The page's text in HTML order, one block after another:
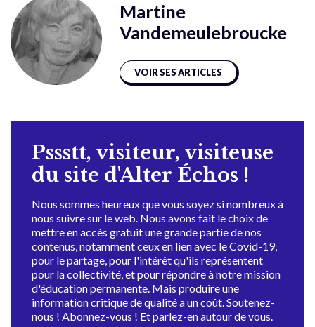
Martine
Vandemeulebroucke
VOIR SES ARTICLES
Pssstt, visiteur, visiteuse
du site d'Alter Échos !
Nous sommes heureux que vous soyez si nombreux à
nous suivre sur le web. Nous avons fait le choix de
mettre en accès gratuit une grande partie de nos
contenus, notamment ceux en lien avec le Covid-19,
pour le partage, pour l'intérêt qu'ils représentent
pour la collectivité, et pour répondre à notre mission
d'éducation permanente. Mais produire une
information critique de qualité a un coût. Soutenez-
nous ! Abonnez-vous ! Et parlez-en autour de vous.